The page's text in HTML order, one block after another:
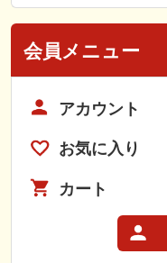
会員メニュー
アカウント
お気に入り
カート